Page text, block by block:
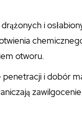
i
otworu.
penetracji i dobór